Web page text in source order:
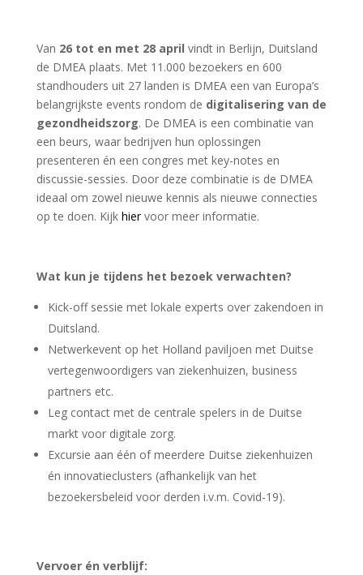
Van 26 tot en met 28 april vindt in Berlijn, Duitsland
de DMEA plaats. Met 11.000 bezoekers en 600
standhouders uit 27 landen is DMEA een van Europa’s
belangrijkste events rondom de digitalisering van de
gezondheidszorg. De DMEA is een combinatie van
een beurs, waar bedrijven hun oplossingen
presenteren én een congres met key-notes en
discussie-sessies. Door deze combinatie is de DMEA
ideaal om zowel nieuwe kennis als nieuwe connecties
op te doen. Kijk hiervoor meer informatie.
Wat kun je tijdens het bezoek verwachten?
Kick-off sessie met lokale experts over zakendoen in
Duitsland.
Netwerkevent op het Holland paviljoen met Duitse
vertegenwoordigers van ziekenhuizen, business
partners etc.
Leg contact met de centrale spelers in de Duitse
markt voor digitale zorg.
Excursie aan één of meerdere Duitse ziekenhuizen
én innovatieclusters (afhankelijk van het
bezoekersbeleid voor derden i.v.m. Covid-19).
Vervoer én verblijf: